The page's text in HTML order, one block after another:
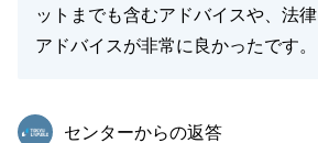
閉じる
ットまでも含むアドバイスや、法
アドバイスが非常に良かったです。
東急リバブル
センターからの返答